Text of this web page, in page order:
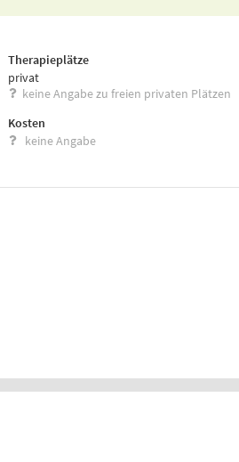
Therapieplätze
privat
keine Angabe zu freien privaten Plätzen
Kosten
keine Angabe